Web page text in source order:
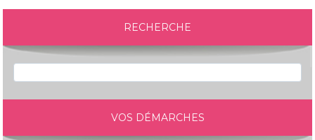
RECHERCHE
VOS DÉMARCHES